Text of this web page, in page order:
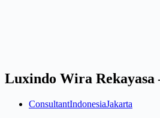
Luxindo Wira Rekayasa
ConsultantIndonesiaJakarta